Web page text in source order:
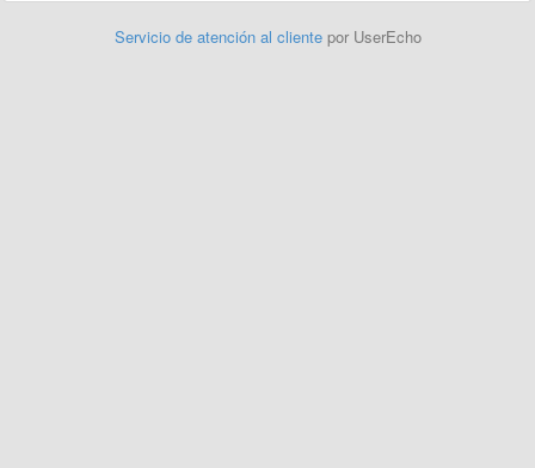
Servicio de atención al cliente por UserEcho